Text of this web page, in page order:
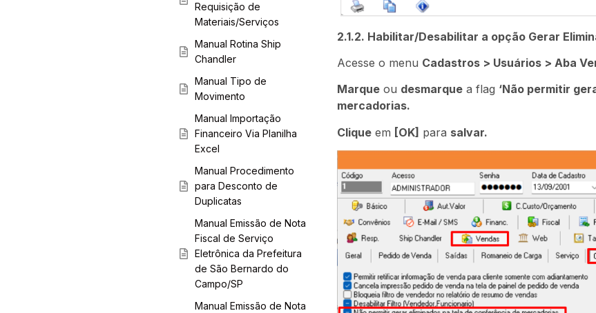
Requisição de
Materiais/Serviços
Manual Rotina Ship
Chandler
Manual Tipo de
Movimento
Manual Importação
Financeiro Via Planilha
Excel
Manual Procedimento
para Desconto de
Duplicatas
Manual Emissão de Nota
Fiscal de Serviço
Eletrônica da Prefeitura
de São Bernardo do
Campo/SP
Manual Emissão de Nota
2.1.2. Habilitar/Desabilitar a opção Gerar
Acesse o menu Cadastros > Usuários > Aba
Marqueou desmarquea flag ‘Não permitir
mercadorias.
Cliqueem [OK] para salvar.